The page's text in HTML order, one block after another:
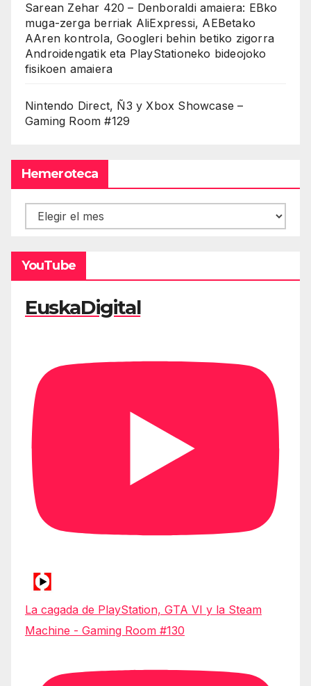
Sarean Zehar 420 – Denboraldi amaiera: EBko
muga-zerga berriak AliExpressi, AEBetako
AAren kontrola, Googleri behin betiko zigorra
Androidengatik eta PlayStationeko bideojoko
fisikoen amaiera
Nintendo Direct, Ñ3 y Xbox Showcase –
Gaming Room #129
Hemeroteca
Hemeroteca
YouTube
EuskaDigital
La cagada de PlayStation, GTA VI y la Steam
Machine - Gaming Room #130